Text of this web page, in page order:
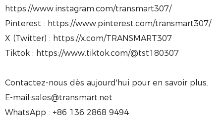
https://www.instagram.com/transmart307/
Pinterest : https://www.pinterest.com/transmart307/
X (Twitter) : https://x.com/TRANSMART307
Tiktok : https://www.tiktok.com/@tst180307
Contactez-nous dès aujourd'hui pour en savoir plus.
E-mail:sales@transmart.net
WhatsApp : +86 136 2868 9494